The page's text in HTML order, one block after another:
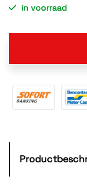
in voorraad